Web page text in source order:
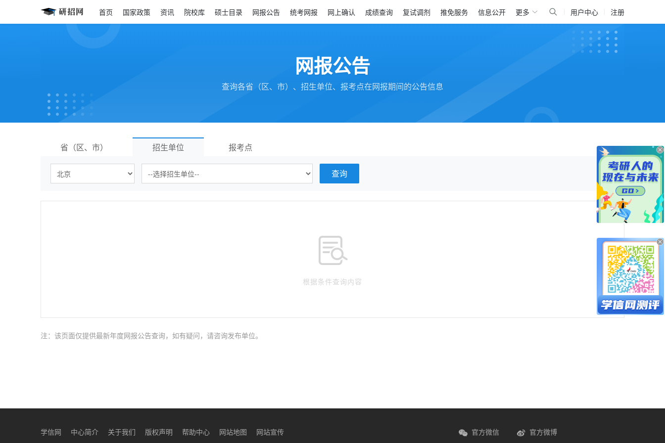
首页 国家政策 资讯 院校库 硕士目录 网报公告 统考网报 网上确认 成绩查询 复试调剂 推免服务 信息公开 更多 用户中心 注册
网报公告
查询各省（区、市）、招生单位、报考点在网报期间的公告信息
省（区、市） 招生单位 报考点

根据条件查询内容
注：该页面仅提供最新年度网报公告查询，如有疑问，请咨询发布单位。
学信网 中心简介 关于我们 版权声明 帮助中心 网站地图 网站宣传 官方微信 官方微博